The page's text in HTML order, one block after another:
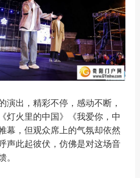
演出，精彩不停，感动不断，
灯火里的中国》《我爱你，中
幕，但观众席上的气氛却依然
声此起彼伏，仿佛是对这场音